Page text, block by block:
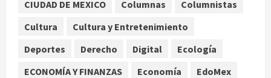
Claudia Sheinbaum decreta Jornada
domingo de agosto
agosto 10, 2026
CIUDAD DE MEXICO
Columnas
Columnistas
Cultura
Cultura y Entretenimiento
Deportes
Derecho Digital
Ecología
ECONOMÍA Y FINANZAS
Economía
EdoMex